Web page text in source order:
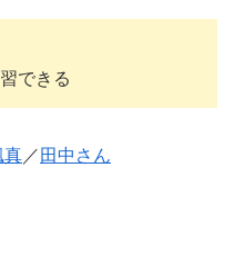
できる
真 ／ 田中さん